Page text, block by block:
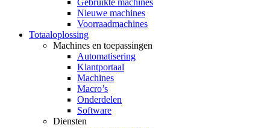
Gebruikte machines
Nieuwe machines
Voorraadmachines
Totaaloplossing
Machines en toepassingen
Automatisering
Klantportaal
Machines
Macro’s
Onderdelen
Software
Diensten